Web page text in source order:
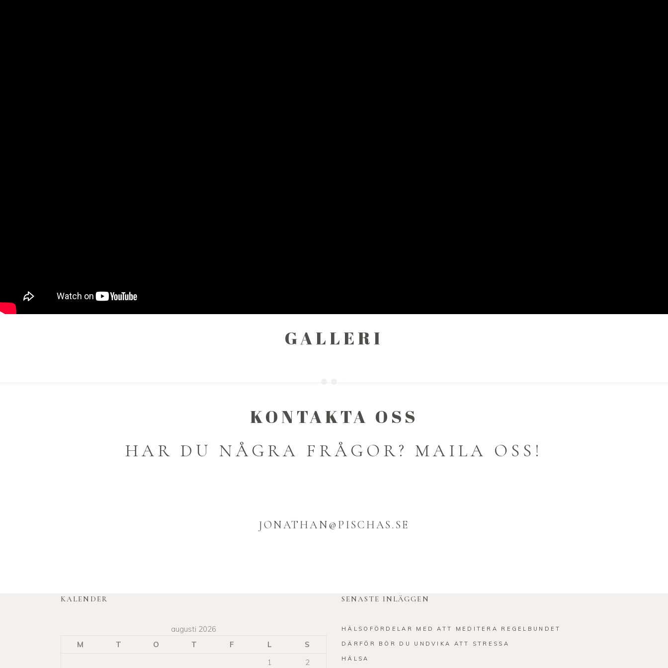
GALLERI
KONTAKTA OSS
HAR DU NÅGRA FRÅGOR? MAILA OSS!
JONATHAN@PISCHAS.SE
KALENDER
augusti 2026
M
T O T F L
S
1
2
SENASTE INLÄGGEN
HÄLSOFÖRDELAR MED ATT MEDITERA REGELBUNDET
DÄRFÖR BÖR DU UNDVIKA ATT STRESSA
HÄLSA